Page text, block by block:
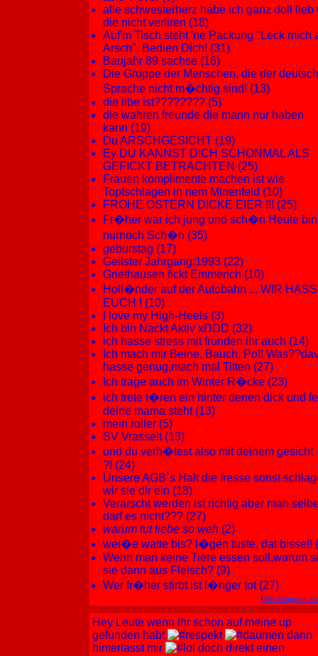
alle schwesterherz habe ich ganz doll lieb
die nicht verliren (18)
Auf'm Tisch steht 'ne Packung "Leck mich
Arsch". Bedien Dich! (31)
Baujahr 89 sachse (16)
Die Gruppe der Menschen, die der
Sprache nicht m�chtig sind! (13)
die libe ist???????? (5)
die wahren freunde die mann nur haben
kann (19)
Du ARSCHGESICHT (19)
Ey DU KANNST DICH SCHONMAL ALS
GEFICKT BETRACHTEN (25)
Frauen komplimente machen ist wie
Topfschlagen in nem Minenfeld (10)
FROHE OSTERN DICKE EIER !!! (25)
Fr�her war ich jung und sch�n Heute
nurnoch Sch�n (35)
geburstag (17)
Geilster Jahrgang:1993 (22)
Griethausen fickt Emmerich (10)
Holl�nder auf der Autobahn ... WIR
EUCH ! (10)
I love my High-Heels (3)
Ich bin Nackt Aktiv xDDD (32)
ich hasse stress mit frunden ihr auch (14)
Ich mach mir Beine, Bauch, Po!!
hasse genug,mach mal Titten (27)
Ich trage auch im Winter R�cke (23)
ich trete t�ren ein hinter denen dick und
deine mama steht (13)
mein roller (5)
SV Vrasselt (13)
und du verh�test also mit deinem gesicht
?! (24)
Unsere AGB`s Halt die fresse sonst
wir sie dir ein (18)
Verarscht werden ist richtig aber man
darf es nicht??? (27)
warum tut liebe so weh (2)
wei�e watte bis? l�gen tuste, dat bisse!!
Wenn man keine Tiere essen soll,warum
sie dann aus Fleisch? (9)
Wer fr�her stirbt ist l�nger tot (27)
[Alle Gruppen
Hey Leute wenn ihr schon auf meine up
gefunden habt
dann
hinterlasst mir
doch direkt einen